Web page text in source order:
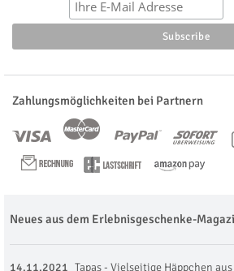
Zahlungsmöglichkeiten bei Partnern
Neues aus dem Erlebnisgeschenke-
14.11.2021 Tapas - Vielseitige Häppchen